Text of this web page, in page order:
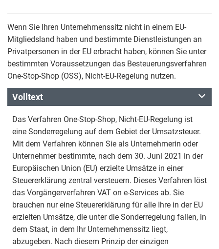
Wenn Sie Ihren Unternehmenssitz nicht in einem EU-
Mitgliedsland haben und bestimmte Dienstleistungen an
Privatpersonen in der EU erbracht haben, können Sie unter
bestimmten Voraussetzungen das Besteuerungsverfahren
One-Stop-Shop (OSS), Nicht-EU-Regelung nutzen.
Volltext
Das Verfahren One-Stop-Shop, Nicht-EU-Regelung ist
eine Sonderregelung auf dem Gebiet der Umsatzsteuer.
Mit dem Verfahren können Sie als Unternehmerin oder
Unternehmer bestimmte, nach dem 30. Juni 2021 in der
Europäischen Union (EU) erzielte Umsätze in einer
Steuererklärung zentral versteuern. Dieses Verfahren löst
das Vorgängerverfahren VAT on e-Services ab. Sie
brauchen nur eine Steuererklärung für alle Ihre in der EU
erzielten Umsätze, die unter die Sonderregelung fallen, in
dem Staat, in dem Ihr Unternehmenssitz liegt,
abzugeben. Nach diesem Prinzip der einzigen